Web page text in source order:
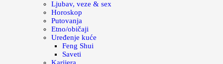
Ljubav, veze & sex
Horoskop
Putovanja
Etno/običaji
Uređenje kuće
Feng Shui
Saveti